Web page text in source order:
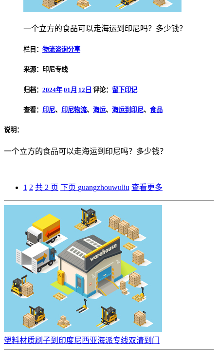
一个立方的食品可以走海运到印尼吗？多少钱？
栏目： 物流咨询分享
来源：印尼专线
归档： 2024年 01月 12日 评论： 留下印记
查看： 印尼、 印尼物流、 海运、 海运到印尼、 食品
说明：
一个立方的食品可以走海运到印尼吗？多少钱？
1 2 共 2 页 下页 guangzhouwuliu 查看更多
塑料材质刷子到印度尼西亚海派专线双清到门